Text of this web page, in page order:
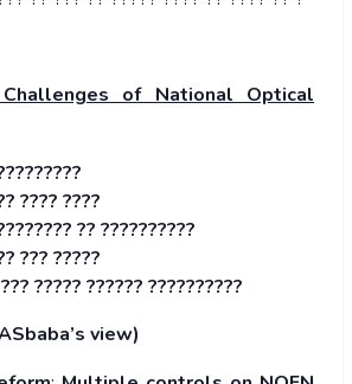
of National Optical
???? ????
?? ??????????
??? ?????
????? ?????? ??????????
view)